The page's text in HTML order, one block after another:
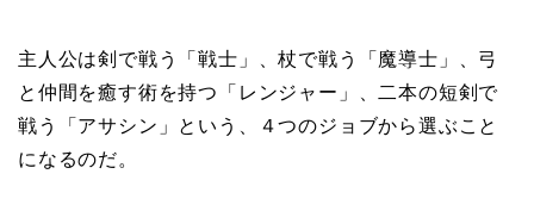
主人公は剣で戦う「戦士」、杖で戦う「魔導士」、弓
と仲間を癒す術を持つ「レンジャー」、二本の短剣で
戦う「アサシン」という、４つのジョブから選ぶこと
になるのだ。